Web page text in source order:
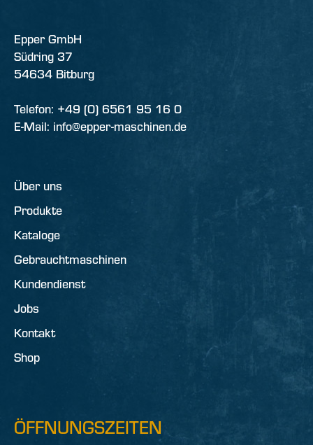
Epper GmbH
Südring 37
54634 Bitburg
Telefon: +49 (0) 6561 95 16 0
E-Mail: info@epper-maschinen.de
Über uns
Produkte
Kataloge
Gebrauchtmaschinen
Kundendienst
Jobs
Kontakt
Shop
ÖFFNUNGSZEITEN